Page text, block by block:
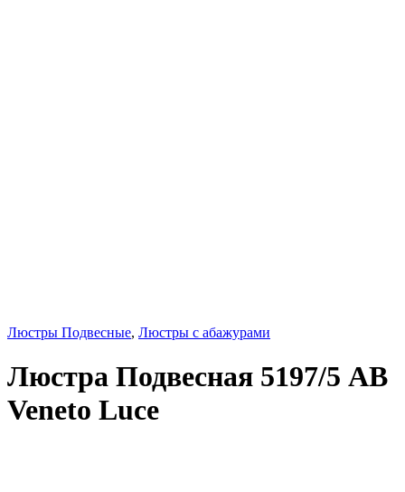
Люстры Подвесные, Люстры с абажурами
Люстра Подвесная 5197/5 AB
Veneto Luce